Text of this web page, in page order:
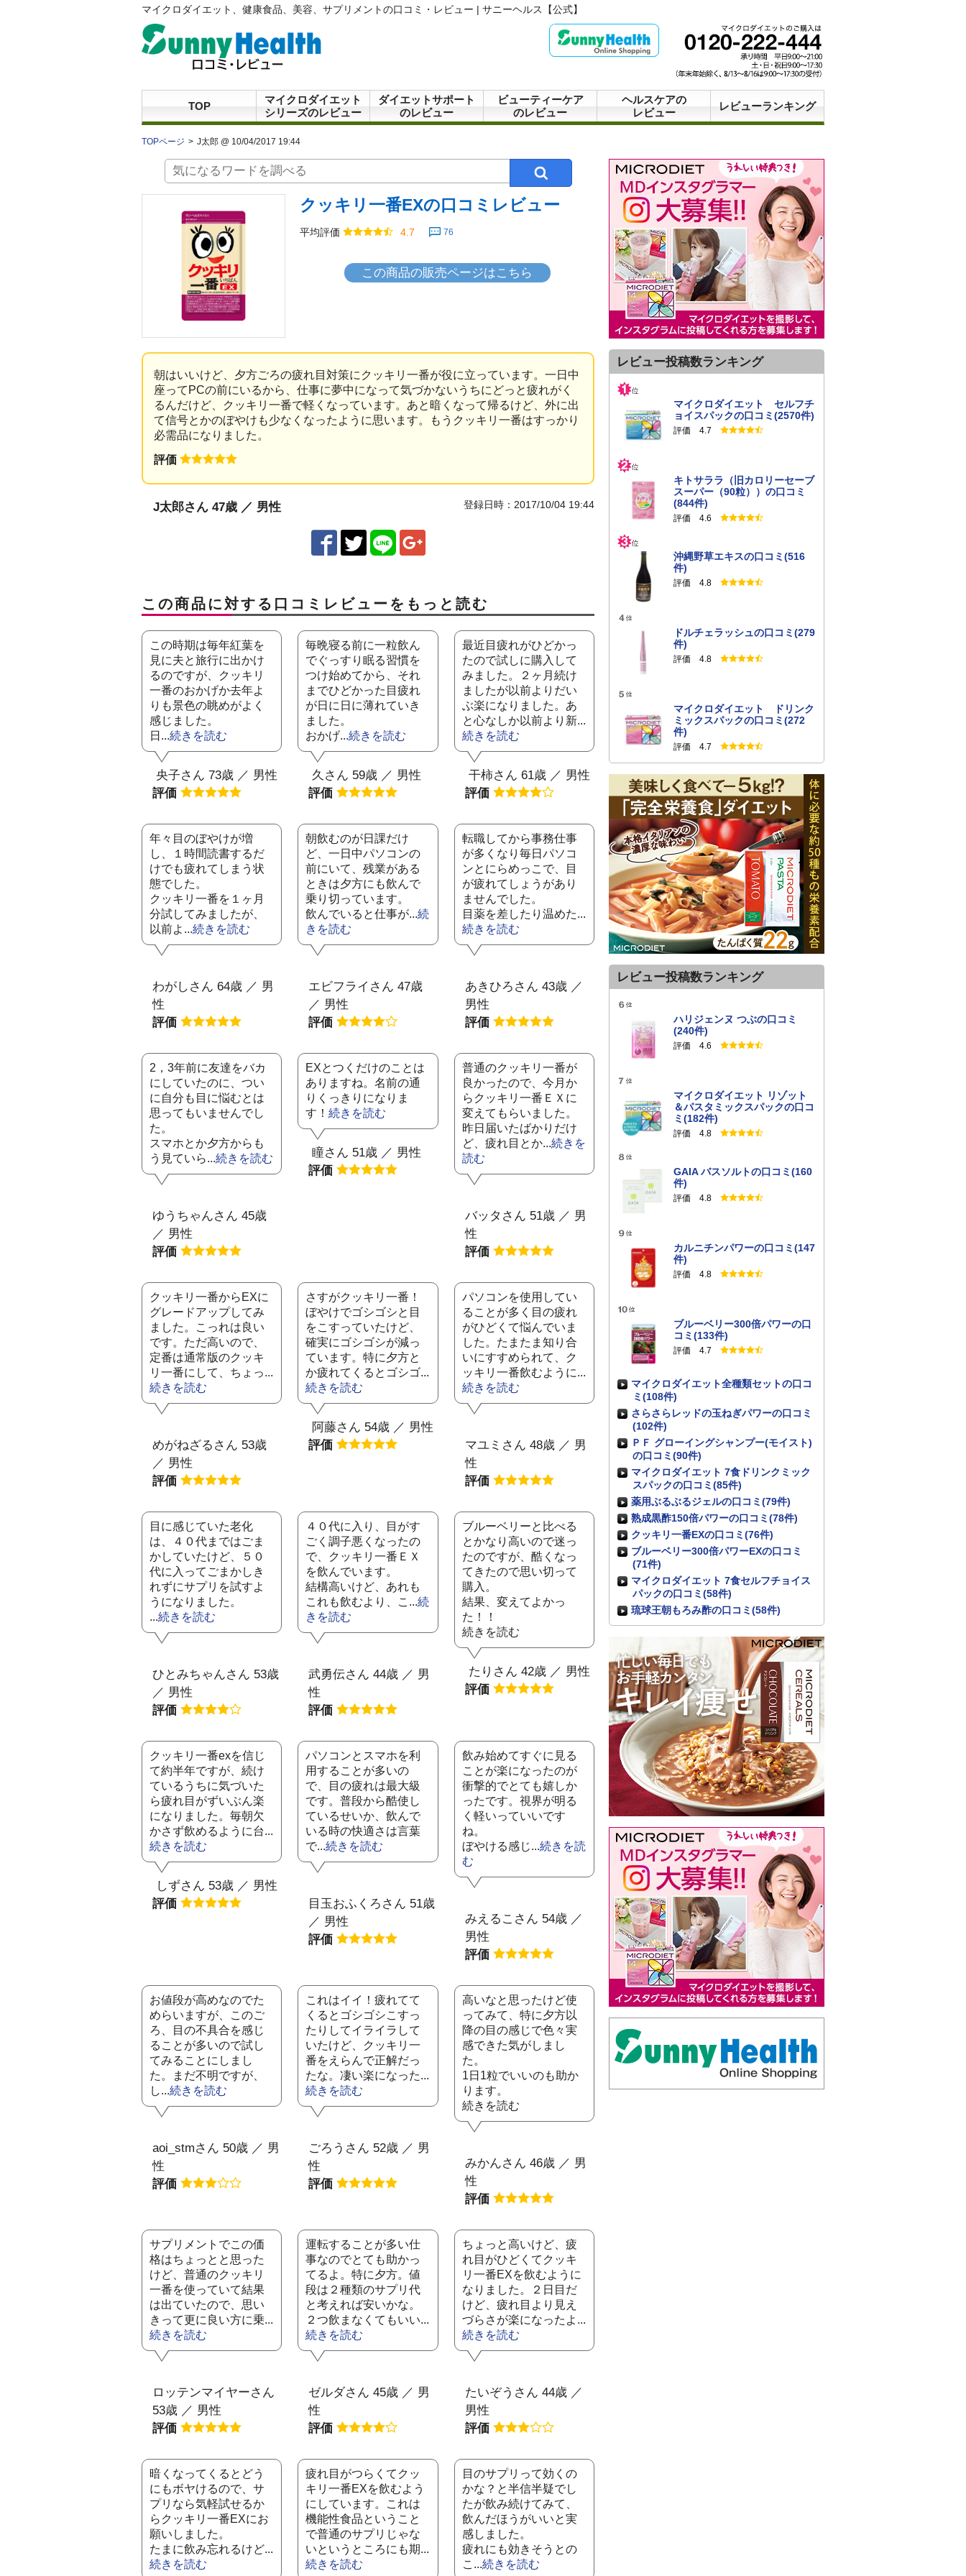
マイクロダイエット、健康食品、美容、サプリメントの口コミ・レビュー | サニーヘルス【公式】
TOP
マイクロダイエット
シリーズのレビュー
ダイエットサポート
のレビュー
ビューティーケア
のレビュー
ヘルスケアの
レビュー
レビューランキング
TOPページ J太郎 @ 10/04/2017 19:44
クッキリ一番EXの口コミレビュー
平均評価 4.7 76
この商品の販売ページはこちら
朝はいいけど、夕方ごろの疲れ目対策にクッキリ一番が役に立っています。一日中
座ってPCの前にいるから、仕事に夢中になって気づかないうちにどっと疲れがく
るんだけど、クッキリ一番で軽くなっています。あと暗くなって帰るけど、外に出
て信号とかのぼやけも少なくなったように思います。もうクッキリ一番はすっかり
必需品になりました。
評価
J太郎さん 47歳 ／ 男性 登録日時：2017/10/04 19:44
この商品に対する口コミレビューをもっと読む
この時期は毎年紅葉を
見に夫と旅行に出かけ
るのですが、クッキリ
一番のおかげか去年よ
りも景色の眺めがよく
感じました。
日...続きを読む
央子さん 73歳 ／ 男性
評価
毎晩寝る前に一粒飲ん
でぐっすり眠る習慣を
つけ始めてから、それ
までひどかった目疲れ
が日に日に薄れていき
ました。
おかげ...続きを読む
久さん 59歳 ／ 男性
評価
最近目疲れがひどかっ
たので試しに購入して
みました。２ヶ月続け
ましたが以前よりだい
ぶ楽になりました。あ
と心なしか以前より新...
続きを読む
干柿さん 61歳 ／ 男性
評価
年々目のぼやけが増
し、１時間読書するだ
けでも疲れてしまう状
態でした。
クッキリ一番を１ヶ月
分試してみましたが、
以前よ...続きを読む
わがしさん 64歳 ／ 男
性
評価
朝飲むのが日課だけ
ど、一日中パソコンの
前にいて、残業がある
ときは夕方にも飲んで
乗り切っています。
飲んでいると仕事が...続
きを読む
エビフライさん 47歳
／ 男性
評価
転職してから事務仕事
が多くなり毎日パソコ
ンとにらめっこで、目
が疲れてしょうがあり
ませんでした。
目薬を差したり温めた...
続きを読む
あきひろさん 43歳 ／
男性
評価
2，3年前に友達をバカ
にしていたのに、つい
に自分も目に悩むとは
思ってもいませんでし
た。
スマホとか夕方からも
う見ていら...続きを読む
ゆうちゃんさん 45歳
／ 男性
評価
EXとつくだけのことは
ありますね。名前の通
りくっきりになりま
す！続きを読む
瞳さん 51歳 ／ 男性
評価
普通のクッキリ一番が
良かったので、今月か
らクッキリ一番ＥＸに
変えてもらいました。
昨日届いたばかりだけ
ど、疲れ目とか...続きを
読む
バッタさん 51歳 ／ 男
性
評価
クッキリ一番からEXに
グレードアップしてみ
ました。こっれは良い
です。ただ高いので、
定番は通常版のクッキ
リ一番にして、ちょっ...
続きを読む
めがねざるさん 53歳
／ 男性
評価
さすがクッキリ一番！
ぼやけでゴシゴシと目
をこすっていたけど、
確実にゴシゴシが減っ
ています。特に夕方と
か疲れてくるとゴシゴ...
続きを読む
阿藤さん 54歳 ／ 男性
評価
パソコンを使用してい
ることが多く目の疲れ
がひどくて悩んでいま
した。たまたま知り合
いにすすめられて、ク
ッキリ一番飲むように...
続きを読む
マユミさん 48歳 ／ 男
性
評価
目に感じていた老化
は、４０代まではごま
かしていたけど、５０
代に入ってごまかしき
れずにサプリを試すよ
うになりました。
...続きを読む
ひとみちゃんさん 53歳
／ 男性
評価
４０代に入り、目がす
ごく調子悪くなったの
で、クッキリ一番ＥＸ
を飲んでいます。
結構高いけど、あれも
これも飲むより、こ...続
きを読む
武勇伝さん 44歳 ／ 男
性
評価
ブルーベリーと比べる
とかなり高いので迷っ
たのですが、酷くなっ
てきたので思い切って
購入。
結果、変えてよかっ
た！！
続きを読む
たりさん 42歳 ／ 男性
評価
クッキリ一番exを信じ
て約半年ですが、続け
ているうちに気づいた
ら疲れ目がずいぶん楽
になりました。毎朝欠
かさず飲めるように台...
続きを読む
しずさん 53歳 ／ 男性
評価
パソコンとスマホを利
用することが多いの
で、目の疲れは最大級
です。普段から酷使し
ているせいか、飲んで
いる時の快適さは言葉
で...続きを読む
目玉おふくろさん 51歳
／ 男性
評価
飲み始めてすぐに見る
ことが楽になったのが
衝撃的でとても嬉しか
ったです。視界が明る
く軽いっていいです
ね。
ぼやける感じ...続きを読
む
みえるこさん 54歳 ／
男性
評価
お値段が高めなのでた
めらいますが、このご
ろ、目の不具合を感じ
ることが多いので試し
てみることにしまし
た。まだ不明ですが、
し...続きを読む
aoi_stmさん 50歳 ／ 男
性
評価
これはイイ！疲れてて
くるとゴシゴシこすっ
たりしてイライラして
いたけど、クッキリ一
番をえらんで正解だっ
たな。凄い楽になった...
続きを読む
ごろうさん 52歳 ／ 男
性
評価
高いなと思ったけど使
ってみて、特に夕方以
降の目の感じで色々実
感できた気がしまし
た。
1日1粒でいいのも助か
ります。
続きを読む
みかんさん 46歳 ／ 男
性
評価
サプリメントでこの価
格はちょっとと思った
けど、普通のクッキリ
一番を使っていて結果
は出ていたので、思い
きって更に良い方に乗...
続きを読む
ロッテンマイヤーさん
53歳 ／ 男性
評価
運転することが多い仕
事なのでとても助かっ
てるよ。特に夕方。値
段は２種類のサプリ代
と考えれば安いかな。
２つ飲まなくてもいい...
続きを読む
ゼルダさん 45歳 ／ 男
性
評価
ちょっと高いけど、疲
れ目がひどくてクッキ
リ一番EXを飲むように
なりました。２日目だ
けど、疲れ目より見え
づらさが楽になったよ...
続きを読む
たいぞうさん 44歳 ／
男性
評価
暗くなってくるとどう
にもボヤけるので、サ
プリなら気軽試せるか
らクッキリ一番EXにお
願いしました。
たまに飲み忘れるけど...
続きを読む
疲れ目がつらくてクッ
キリ一番EXを飲むよう
にしています。これは
機能性食品ということ
で普通のサプリじゃな
いというところにも期...
続きを読む
目のサプリって効くの
かな？と半信半疑でし
たが飲み続けてみて、
飲んだほうがいいと実
感しました。
疲れにも効きそうとの
こ...続きを読む
レビュー投稿数ランキング
マイクロダイエット セルフチ
ョイスパックの口コミ(2570件)
評価 4.7
キトサララ（旧カロリーセーブ
スーパー（90粒））の口コミ
(844件)
評価 4.6
沖縄野草エキスの口コミ(516
件)
評価 4.8
ドルチェラッシュの口コミ(279
件)
評価 4.8
マイクロダイエット ドリンク
ミックスパックの口コミ(272
件)
評価 4.7
レビュー投稿数ランキング
ハリジェンヌ つぶの口コミ
(240件)
評価 4.6
マイクロダイエット リゾット
＆パスタミックスパックの口コ
ミ(182件)
評価 4.8
GAIA バスソルトの口コミ(160
件)
評価 4.8
カルニチンパワーの口コミ(147
件)
評価 4.8
ブルーベリー300倍パワーの口
コミ(133件)
評価 4.7
マイクロダイエット全種類セットの口コ
ミ(108件)
さらさらレッドの玉ねぎパワーの口コミ
(102件)
ＰＦ グローイングシャンプー(モイスト)
の口コミ(90件)
マイクロダイエット 7食ドリンクミック
スパックの口コミ(85件)
薬用ぶるぶるジェルの口コミ(79件)
熟成黒酢150倍パワーの口コミ(78件)
クッキリ一番EXの口コミ(76件)
ブルーベリー300倍パワーEXの口コミ
(71件)
マイクロダイエット 7食セルフチョイス
パックの口コミ(58件)
琉球王朝もろみ酢の口コミ(58件)